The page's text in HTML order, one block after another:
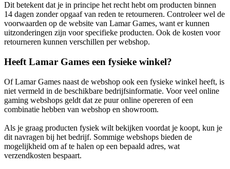
Dit betekent dat je in principe het recht hebt om producten binnen
14 dagen zonder opgaaf van reden te retourneren. Controleer wel de
voorwaarden op de website van Lamar Games, want er kunnen
uitzonderingen zijn voor specifieke producten. Ook de kosten voor
retourneren kunnen verschillen per webshop.
Heeft Lamar Games een fysieke winkel?
Of Lamar Games naast de webshop ook een fysieke winkel heeft, is
niet vermeld in de beschikbare bedrijfsinformatie. Voor veel online
gaming webshops geldt dat ze puur online opereren of een
combinatie hebben van webshop en showroom.
Als je graag producten fysiek wilt bekijken voordat je koopt, kun je
dit navragen bij het bedrijf. Sommige webshops bieden de
mogelijkheid om af te halen op een bepaald adres, wat
verzendkosten bespaart.